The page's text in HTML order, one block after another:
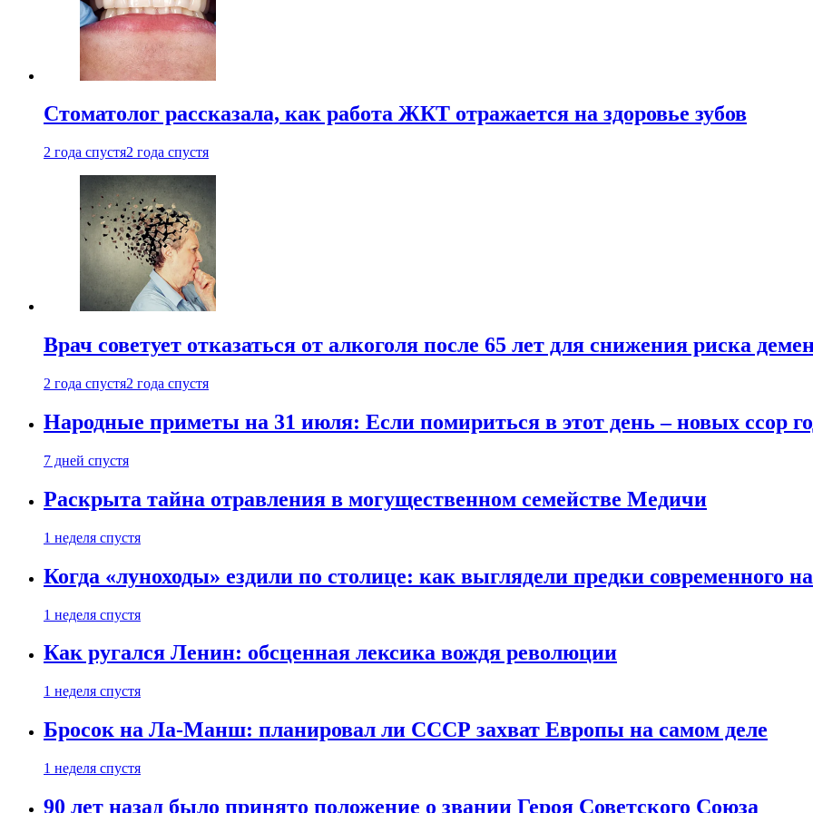
Стоматолог рассказала, как работа ЖКТ отражается на здоровье зубов
2 года спустя2 года спустя
Врач советует отказаться от алкоголя после 65 лет для снижения риска
2 года спустя2 года спустя
Народные приметы на 31 июля: Если помириться в этот день – новых ссор
7 дней спустя
Раскрыта тайна отравления в могущественном семействе Медичи
1 неделя спустя
Когда «луноходы» ездили по столице: как выглядели предки современного
1 неделя спустя
Как ругался Ленин: обсценная лексика вождя революции
1 неделя спустя
Бросок на Ла-Манш: планировал ли СССР захват Европы на самом деле
1 неделя спустя
90 лет назад было принято положение о звании Героя Советского Союза